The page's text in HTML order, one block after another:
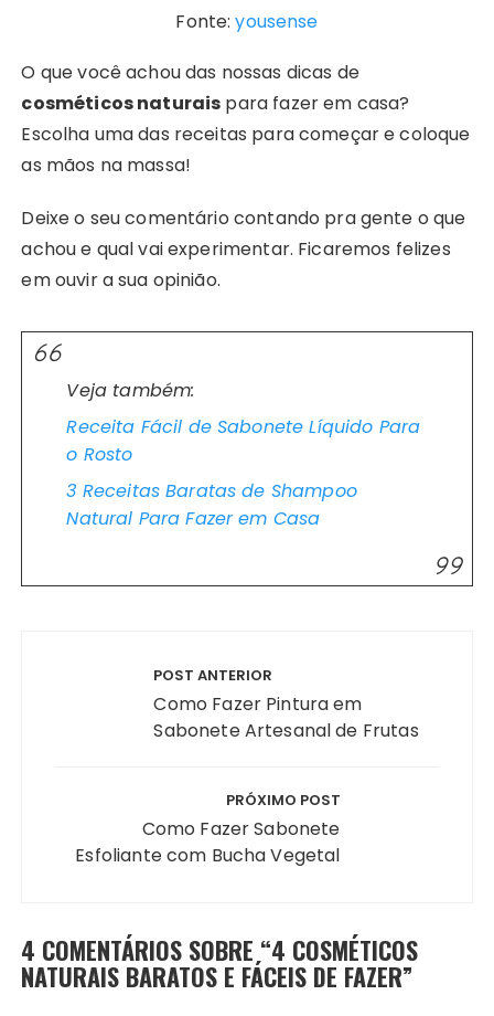
Fonte:yousense
O que você achou das nossas dicas de
cosméticos naturais para fazer em casa?
Escolha uma das receitas para começar e coloque
as mãos na massa!
Deixe o seu comentário contando pra gente o que
achou e qual vai experimentar. Ficaremos felizes
em ouvir a sua opinião.
Veja também:
Receita Fácil de Sabonete Líquido Para
o Rosto
3 Receitas Baratas de Shampoo
Natural Para Fazer em Casa
POST ANTERIOR
Como Fazer Pintura em
Sabonete Artesanal de Frutas
PRÓXIMO POST
Como Fazer Sabonete
Esfoliante com Bucha Vegetal
4 COMENTÁRIOS SOBRE “4 COSMÉTICOS
NATURAIS BARATOS E FÁCEIS DE FAZER”